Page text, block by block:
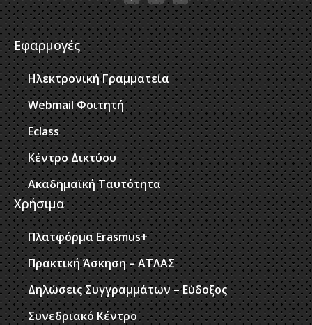
Εφαρμογές
Ηλεκτρονική Γραμματεία
Webmail Φοιτητή
Eclass
Κέντρο Δικτύου
Ακαδημαϊκή Ταυτότητα
Χρήσιμα
Πλατφόρμα Erasmus+
Πρακτική Άσκηση – ΑΤΛΑΣ
Δηλώσεις Συγγραμμάτων – Εύδοξος
Συνεδριακό Κέντρο